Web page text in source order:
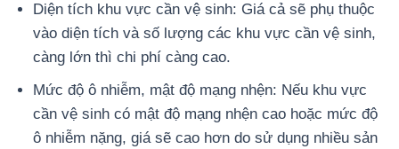
Diện tích khu vực cần vệ sinh: Giá cả sẽ phụ thuộc
vào diện tích và số lượng các khu vực cần vệ sinh,
càng lớn thì chi phí càng cao.
Mức độ ô nhiễm, mật độ mạng nhện: Nếu khu vực
cần vệ sinh có mật độ mạng nhện cao hoặc mức độ
ô nhiễm nặng, giá sẽ cao hơn do sử dụng nhiều sản